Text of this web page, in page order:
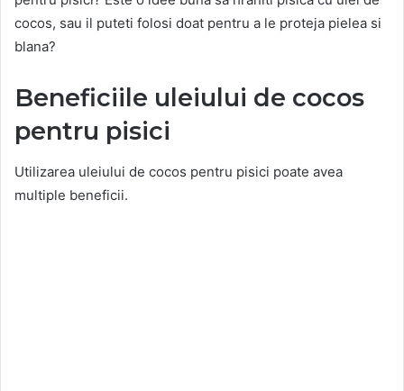
cocos, sau il puteti folosi doat pentru a le proteja pielea si
blana?
Beneficiile uleiului de cocos
pentru pisici
Utilizarea uleiului de cocos pentru pisici poate avea
multiple beneficii.